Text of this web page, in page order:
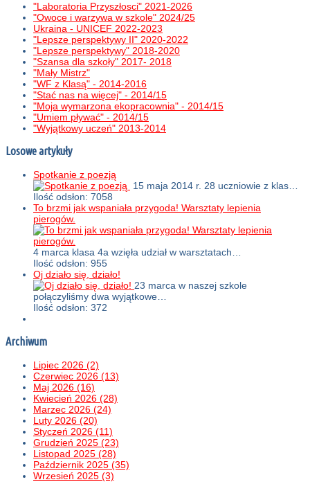
"Laboratoria Przyszłosci" 2021-2026
"Owoce i warzywa w szkole" 2024/25
Ukraina - UNICEF 2022-2023
"Lepsze perspektywy II" 2020-2022
"Lepsze perspektywy" 2018-2020
"Szansa dla szkoły" 2017- 2018
"Mały Mistrz"
"WF z Klasą" - 2014-2016
"Stać nas na więcej" - 2014/15
"Moja wymarzona ekopracownia" - 2014/15
"Umiem pływać" - 2014/15
"Wyjątkowy uczeń" 2013-2014
Losowe artykuły
Spotkanie z poezją
15 maja 2014 r. 28 uczniowie z klas…
Ilość odsłon: 7058
To brzmi jak wspaniała przygoda! Warsztaty lepienia
pierogów.
4 marca klasa 4a wzięła udział w warsztatach…
Ilość odsłon: 955
Oj działo się, działo!
23 marca w naszej szkole
połączyliśmy dwa wyjątkowe…
Ilość odsłon: 372
Archiwum
Lipiec 2026 (2)
Czerwiec 2026 (13)
Maj 2026 (16)
Kwiecień 2026 (28)
Marzec 2026 (24)
Luty 2026 (20)
Styczeń 2026 (11)
Grudzień 2025 (23)
Listopad 2025 (28)
Październik 2025 (35)
Wrzesień 2025 (3)